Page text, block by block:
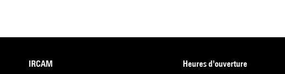
IRCAM heures d'ouverture